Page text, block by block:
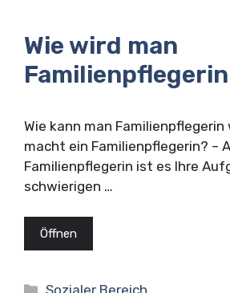
Wie wird man
Familienpflegerin
Wie kann man Familienpflegerin
macht ein Familienpflegerin? –
Familienpflegerin ist es Ihre
schwierigen …
Öffnen
Kategorien
Sozialer Bereich